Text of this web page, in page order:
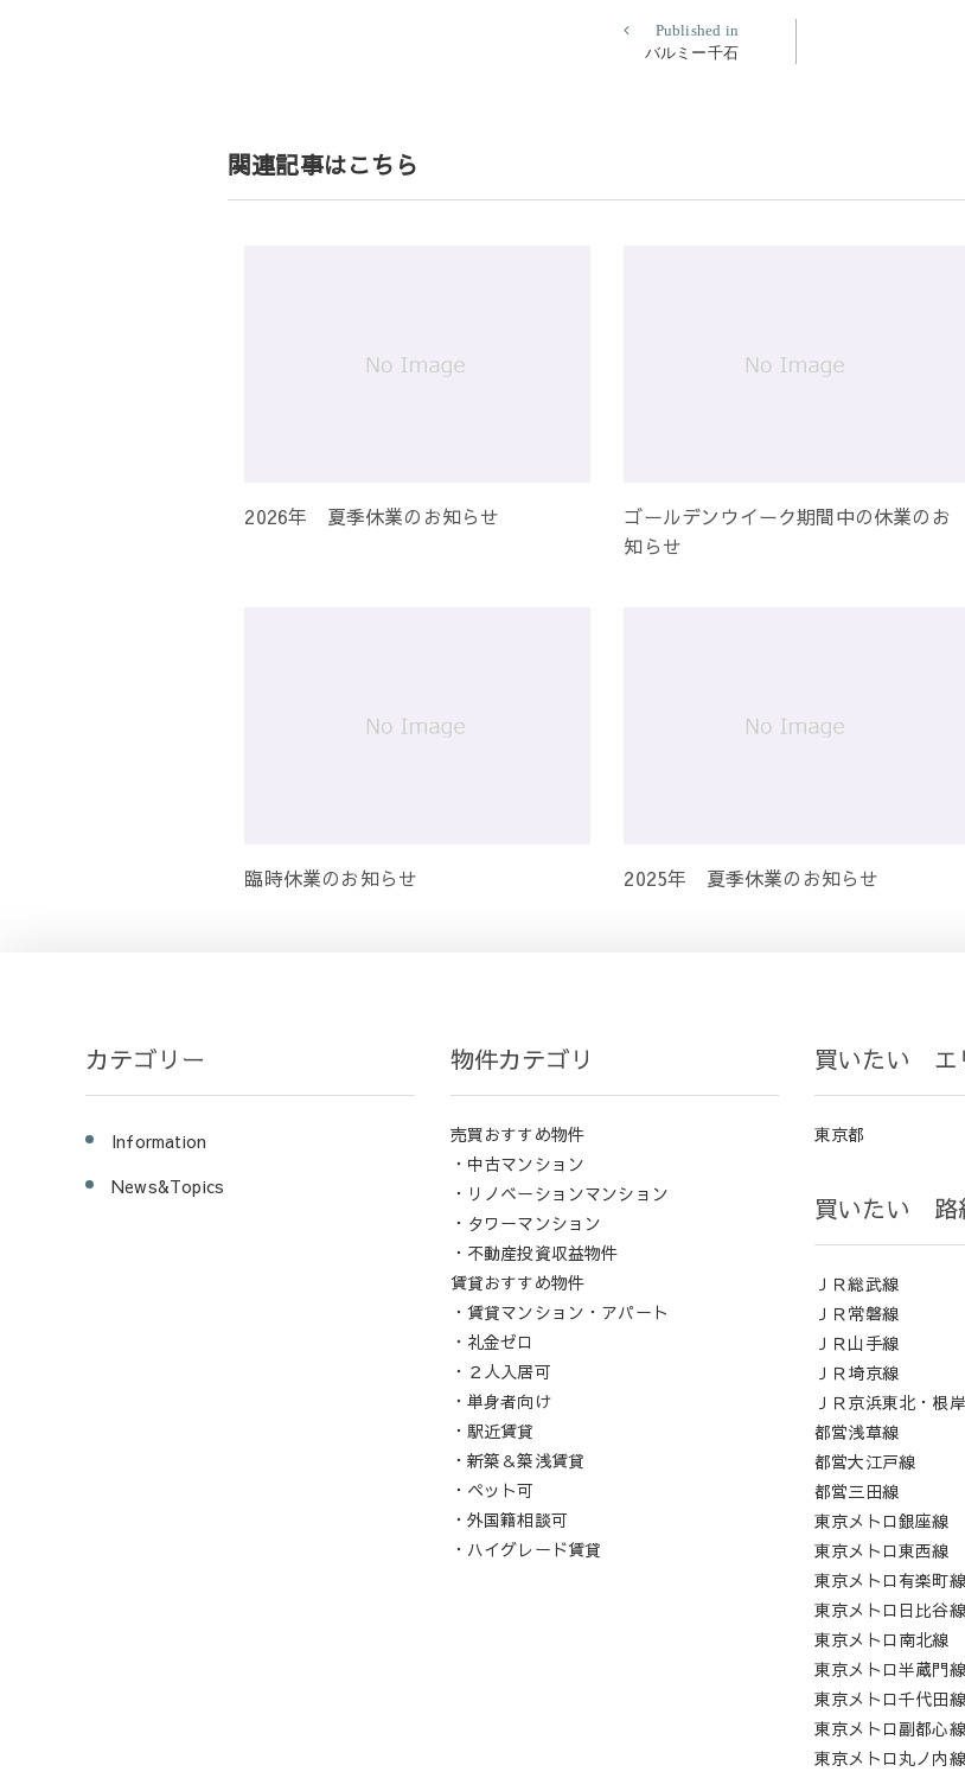
ゲ
ー
シ
Published in
バルミー千石
関連記事はこちら
2026年 夏季休業のお知らせ
ゴールデンウイーク期間中の休業のお
知らせ
臨時休業のお知らせ 2025年 夏季休業のお知らせ
カテゴリー
Information
News&Topics
物件カテゴリ
売買おすすめ物件
・中古マンション
・リノベーションマンション
・タワーマンション
・不動産投資収益物件
賃貸おすすめ物件
・賃貸マンション・アパート
・礼金ゼロ
・２人入居可
・単身者向け
・駅近賃貸
・新築＆築浅賃貸
・ペット可
・外国籍相談可
・ハイグレード賃貸
買いたい エ
東京都
買いたい 路
ＪＲ総武線
ＪＲ常磐線
ＪＲ山手線
ＪＲ埼京線
ＪＲ京浜東北・根
都営浅草線
都営大江戸線
都営三田線
東京メトロ銀座線
東京メトロ東西線
東京メトロ有楽町線
東京メトロ日比谷線
東京メトロ南北線
東京メトロ半蔵門線
東京メトロ千代田線
東京メトロ副都心線
東京メトロ丸ノ内線